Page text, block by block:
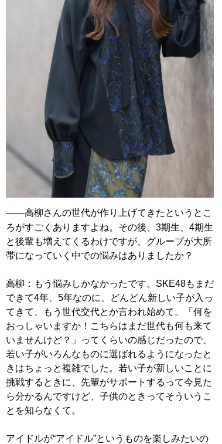
――高柳さんの世代が作り上げてきたというとこ
ろがすごくありますよね。その後、3期生、4期生
と後輩も増えてくるわけですが、グループが大所
帯になっていく中での悩みはありましたか？
高柳：もう悩みしかなかったです。SKE48もまだ
できて4年、5年なのに、どんどん新しい子が入っ
てきて、もう世代交代とか言われ始めて。「何を
おっしゃいますか！こちらはまだ世代も何も来て
いませんけど？」ってくらいの感じだったので、
若い子がいろんなものに選ばれるようになったと
きはちょっと複雑でした。若い子が新しいことに
挑戦するときに、先輩がサポートするって今見た
ら分かるんですけど、子供のときってそういうこ
とを知らなくて。
アイドルが“アイドル”というものを楽しみたいの